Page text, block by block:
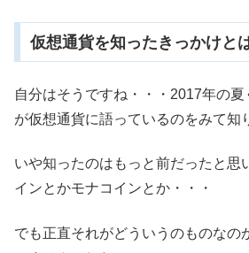
仮想通貨を知ったきっかけと
自分はそうですね・・・2017年の
が仮想通貨に語っているのをみて知
いや知ったのはもっと前だったと思
インとかモナコインとか・・・
でも正直それがどういうのものなの